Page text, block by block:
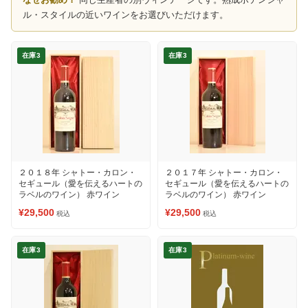
ル・スタイルの近いワインをお選びいただけます。
在庫3
２０１８年 シャトー・カロン・
セギュール（愛を伝えるハートの
ラベルのワイン） 赤ワイン
¥29,500 税込
在庫3
２０１７年 シャトー・カロン・
セギュール（愛を伝えるハートの
ラベルのワイン） 赤ワイン
¥29,500 税込
在庫3 在庫3